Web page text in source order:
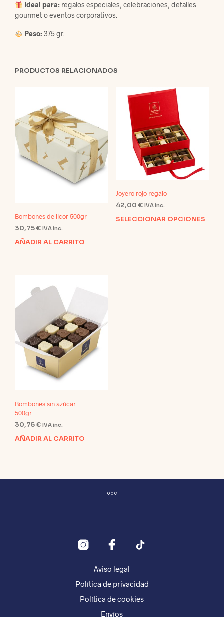
Ideal para:regalos especiales, celebraciones, detalles
gourmet o eventos corporativos.
Peso:375 gr.
PRODUCTOS RELACIONADOS
Bombones de licor 500gr
30,75€ IVA inc.
AÑADIR AL CARRITO
Joyero rojo regalo
42,00 € IVA inc.
SELECCIONAR OPCIONES
Bombones sin azúcar
500gr
30,75€ IVA inc.
AÑADIR AL CARRITO
Aviso legal
Política de privacidad
Política de cookies
Envíos